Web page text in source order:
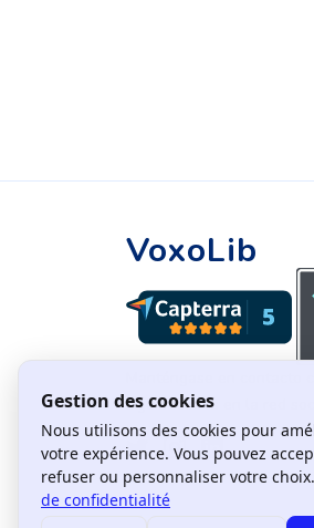
VoxoLib
Manténgase en
siguiéndonos en la red